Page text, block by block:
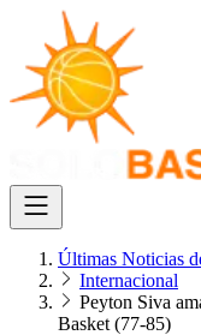
Últimas Noticias
Internacional
Peyton Siva
Basket (77-85)